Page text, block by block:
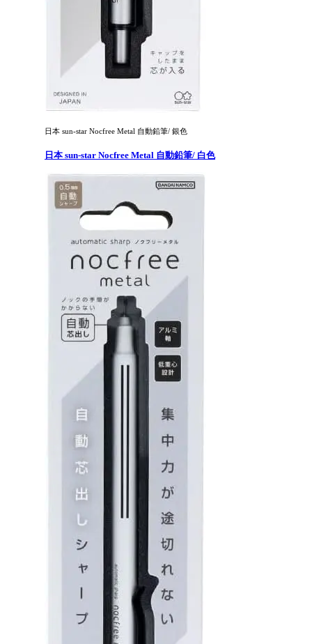
日本 sun-star Nocfree Metal 自動鉛筆/ 銀色
日本 sun-star Nocfree Metal 自動鉛筆/ 白色